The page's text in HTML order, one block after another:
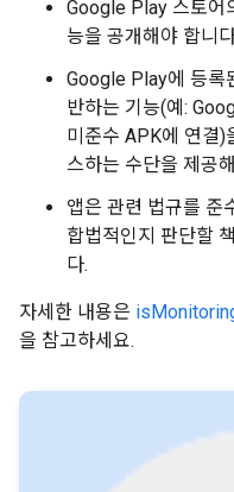
Google Play 스토어
능을 공개해야 합니
Google Play에 등록
반하는 기능(예:
미준수 APK에 연결)
스하는 수단을 제공
앱은 관련 법규를 준
합법적인지 판단할
다.
자세한 내용은
을 참고하세요.